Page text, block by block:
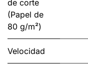
de corte
(Papel de
80 g/m²)
Velocidad